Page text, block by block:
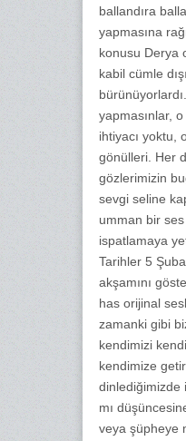
ballandıra
yapmasına
konusu Derya
kabil cümle
yapmasınlar,
ihtiyacı yoktu,
gönülleri. Her
gözlerimizin
sevgi seline
umman bir
ispatlamaya
Tarihler 5
akşamını
has orijinal
zamanki gibi
kendimizi
kendimize
dinlediğimizde
mı
veya şüpheye